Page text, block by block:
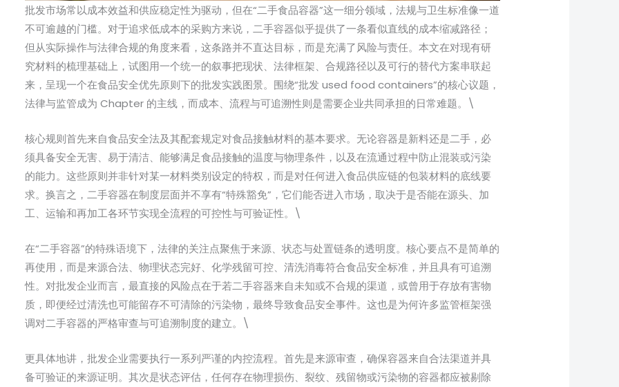
批发市场常以成本效益和供应稳定性为驱动，但在“二手食品容器”这一细分领域，法规与卫生标准像一道
不可逾越的门槛。对于追求低成本的采购方来说，二手容器似乎提供了一条看似直线的成本缩减路径；
但从实际操作与法律合规的角度来看，这条路并不直达目标，而是充满了风险与责任。本文在对现有研
究材料的梳理基础上，试图用一个统一的叙事把现状、法律框架、合规路径以及可行的替代方案串联起
来，呈现一个在食品安全优先原则下的批发实践图景。围绕“批发 used food containers”的核心议题，
法律与监管成为 Chapter 的主线，而成本、流程与可追溯性则是需要企业共同承担的日常难题。\
核心规则首先来自食品安全法及其配套规定对食品接触材料的基本要求。无论容器是新料还是二手，必
须具备安全无害、易于清洁、能够满足食品接触的温度与物理条件，以及在流通过程中防止混装或污染
的能力。这些原则并非针对某一材料类别设定的特权，而是对任何进入食品供应链的包装材料的底线要
求。换言之，二手容器在制度层面并不享有“特殊豁免”，它们能否进入市场，取决于是否能在源头、加
工、运输和再加工各环节实现全流程的可控性与可验证性。\
在“二手容器”的特殊语境下，法律的关注点聚焦于来源、状态与处置链条的透明度。核心要点不是简单的
再使用，而是来源合法、物理状态完好、化学残留可控、清洗消毒符合食品安全标准，并且具有可追溯
性。对批发企业而言，最直接的风险点在于若二手容器来自未知或不合规的渠道，或曾用于存放有害物
质，即便经过清洗也可能留存不可清除的污染物，最终导致食品安全事件。这也是为何许多监管框架强
调对二手容器的严格审查与可追溯制度的建立。\
更具体地讲，批发企业需要执行一系列严谨的内控流程。首先是来源审查，确保容器来自合法渠道并具
备可验证的来源证明。其次是状态评估，任何存在物理损伤、裂纹、残留物或污染物的容器都应被剔除